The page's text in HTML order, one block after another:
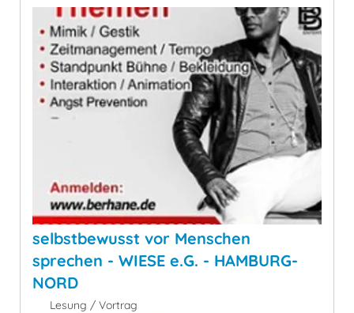
selbstbewusst vor Menschen
sprechen - WIESE e.G. - HAMBURG-
NORD
Lesung / Vortrag